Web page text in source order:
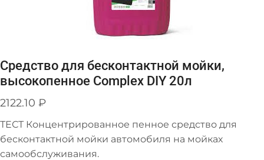
Средство для бесконтактной мойки,
высокопенное Complex DIY 20л
2122.10 ₽
ТЕСТ Концентрированное пенное средство для
бесконтактной мойки автомобиля на мойках
самообслуживания.